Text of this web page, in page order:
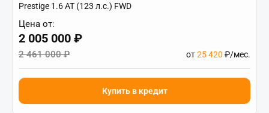
Prestige 1.6 AT (123 л.с.) FWD
Цена от:
2 005 000 ₽
2 461 000 ₽ от25 420 ₽/мес.
Купить в кредит